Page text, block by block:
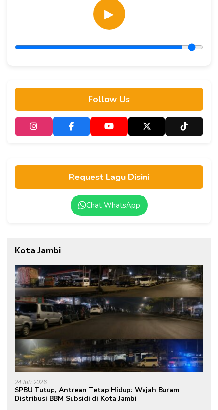
▶
Follow Us
Request Lagu Disini
Chat WhatsApp
Kota Jambi
24 Juli 2026
SPBU Tutup, Antrean Tetap Hidup: Wajah Buram
Distribusi BBM Subsidi di Kota Jambi